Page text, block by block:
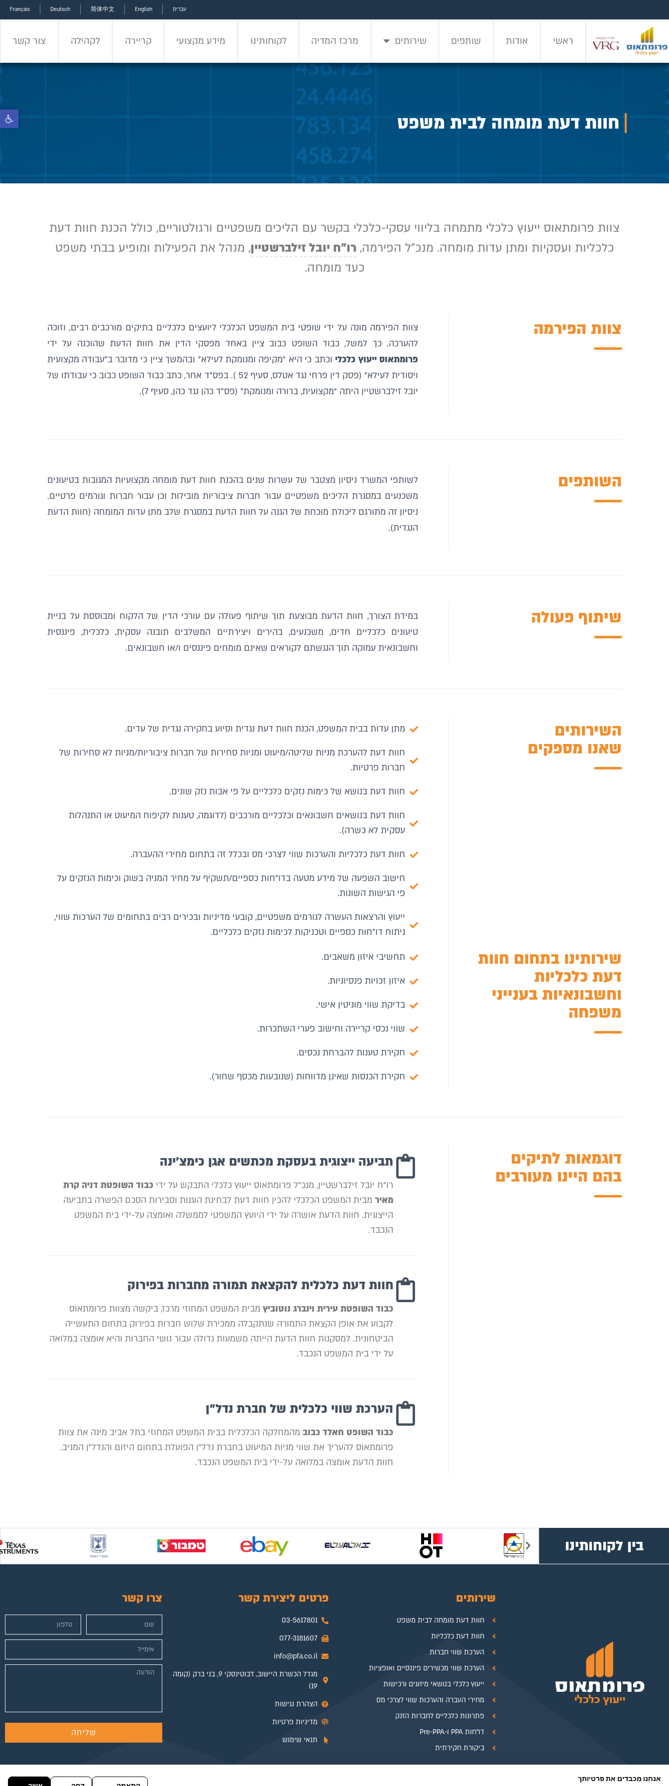
מידע מקצועי קריירה לקהילה צור קשר עברית English
简体中文
Deutsch
Français
ראשי אודות שותפים שירותים מרכז המדיה לקוחותינו מידע מקצועי קריירה לקהילה צור קשר
חוות דעת מומחה לבית משפט
צוות פרומתאוס ייעוץ כלכלי מתמחה בליווי עסקי-כלכלי בקשר עם הליכים משפטיים ורגולטוריים, כולל הכנת חוות דעת
כלכליות ועסקיות ומתן עדות מומחה. מנכ”ל הפירמה, רו”ח יובל זילברשטיין, מנהל את הפעילות ומופיע בבתי משפט
כעד מומחה.
צוות הפירמה
צוות הפירמה מונה על ידי שופטי בית המשפט הכלכלי ליועצים כלכליים בתיקים מורכבים רבים, וזוכה
להערכה. כך למשל, כבוד השופט כבוב ציין באחד מפסקי הדין את חוות הדעת שהוכנה על ידי
פרומתאוס ייעוץ כלכלי וכתב כי היא “מקיפה ומנומקת לעילא” ובהמשך ציין כי מדובר ב”עבודה מקצועית
ויסודית לעילא” (פסק דין פרחי נגד אטלס, סעיף 52 ). בפס”ד אחר, כתב כבוד השופט כבוב כי עבודתו של
יובל זילברשטיין היתה “מקצועית, ברורה ומנומקת” (פס”ד כהן נגד כהן, סעיף 7).
השותפים
לשותפי המשרד ניסיון מצטבר של עשרות שנים בהכנת חוות דעת מומחה מקצועיות המגובות בטיעונים
משכנעים במסגרת הליכים משפטיים עבור חברות ציבוריות מובילות וכן עבור חברות וגורמים פרטיים.
ניסיון זה מתורגם ליכולת מוכחת של הגנה על חוות הדעת במסגרת שלב מתן עדות המומחה (חוות הדעת
הנגדית).
שיתוף פעולה
במידת הצורך, חוות הדעת מבוצעת תוך שיתוף פעולה עם עורכי הדין של הלקוח ומבוססת על בניית
טיעונים כלכליים חדים, משכנעים, בהירים ויצירתיים המשלבים תובנה עסקית, כלכלית, פיננסית
וחשבונאית עמוקה תוך הנגשתם לקוראים שאינם מומחים פיננסים ו/או חשבונאים.
השירותים
שאנו מספקים
מתן עדות בבית המשפט, הכנת חוות דעת נגדית וסיוע בחקירה נגדית של עדים.
חוות דעת להערכת מניות שליטה/מיעוט ומניות סחירות של חברות ציבוריות/מניות לא סחירות של
חברות פרטיות.
חוות דעת בנושא של כימות נזקים כלכליים על פי אבות נזק שונים.
חוות דעת בנושאים חשבונאים וכלכליים מורכבים (לדוגמה, טענות לקיפוח המיעוט או התנהלות
עסקית לא כשרה).
חוות דעת כלכליות והערכות שווי לצרכי מס ובכלל זה בתחום מחירי ההעברה.
חישוב השפעה של מידע מטעה בדו"חות כספיים/תשקיף על מחיר המניה בשוק וכימות הנזקים על
פי הגישות השונות.
ייעוץ והרצאות העשרה לגורמים משפטיים, קובעי מדיניות ובכירים רבים בתחומים של הערכות שווי,
ניתוח דו"חות כספיים וטכניקות לכימות נזקים כלכליים.
שירותינו בתחום חוות
דעת כלכליות
וחשבונאיות בענייני
משפחה
תחשיבי איזון משאבים.
איזון זכויות פנסיוניות.
בדיקת שווי מוניטין אישי.
שווי נכסי קריירה וחישוב פערי השתכרות.
חקירת טענות להברחת נכסים.
חקירת הכנסות שאינן מדווחות (שנובעות מכסף שחור).
דוגמאות לתיקים
בהם היינו מעורבים
תביעה ייצוגית בעסקת מכתשים אגן כימצ'ינה
רו"ח יובל זילברשטיין, מנכ"ל פרומתאוס ייעוץ כלכלי התבקש על ידי כבוד השופטת דניה קרת
מאיר מבית המשפט הכלכלי להכין חוות דעת לבחינת הוגנות וסבירות הסכם הפשרה בתביעה
הייצוגית. חוות הדעת אושרה על ידי היועץ המשפטי לממשלה ואומצה על-ידי בית המשפט
הנכבד.
חוות דעת כלכלית להקצאת תמורה מחברות בפירוק
כבוד השופטת עירית וינברג נוטוביץמבית המשפט המחוזי מרכז, ביקשה מצוות פרומתאוס
לקבוע את אופן הקצאת התמורה שנתקבלה ממכירת שלוש חברות בפירוק בתחום התעשייה
הביטחונית. למסקנות חוות הדעת הייתה משמעות גדולה עבור נושי החברות והיא אומצה במלואה
על ידי בית המשפט הנכבד.
הערכת שווי כלכלית של חברת נדל"ן
כבוד השופט חאלד כבובמהמחלקה הכלכלית בבית המשפט המחוזי בתל אביב מינה את צוות
פרומתאוס להעריך את שווי מניות המיעוט בחברת נדל"ן הפועלת בתחום היזום והנדל"ן המניב.
חוות הדעת אומצה במלואה על-ידי בית המשפט הנכבד.
בין לקוחותינו
שירותים
חוות דעת מומחה לבית משפט
חוות דעת כלכליות
הערכת שווי חברות
הערכת שווי מכשירים פיננסיים ואופציות
ייעוץ כלכלי בנושאי מיזוגים ורכישות
מחירי העברה והערכות שווי לצרכי מס
פתרונות כלכליים לחברות הזנק
דו"חות PPA ו-Pre-PPA
ביקורת חקירתית
פרטים ליצירת קשר
03-5617801
077-3181607
info@pfa.co.il
מגדל הכשרת היישוב, ז'בוטינסקי 9, בני ברק (קומה
19)
הצהרת נגישות
מדיניות פרטיות
תנאי שימוש
צרו קשר
שליחה
אנחנו מכבדים את פרטיותך